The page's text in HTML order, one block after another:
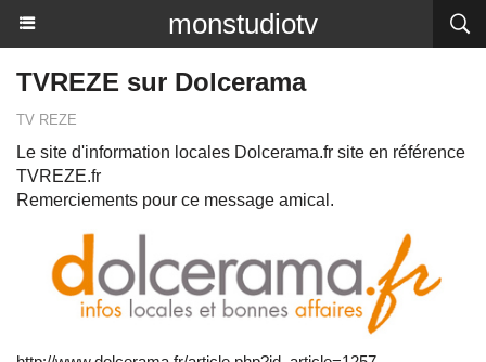
monstudiotv
TVREZE sur Dolcerama
TV REZE
Le site d'information locales Dolcerama.fr site en référence
TVREZE.fr
Remerciements pour ce message amical.